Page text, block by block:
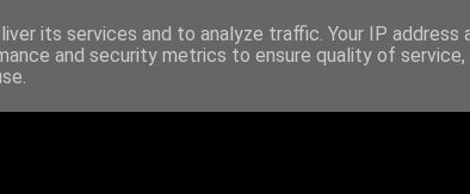
its services and to analyze traffic. Your IP address
and security metrics to ensure quality of service,